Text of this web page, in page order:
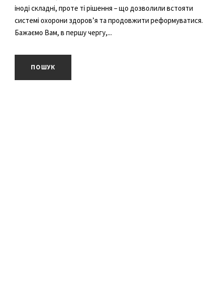
іноді складні, проте ті рішення – що дозволили встояти
системі охорони здоров’я та продовжити реформуватися.
Бажаємо Вам, в першу чергу,...
ПОШУК